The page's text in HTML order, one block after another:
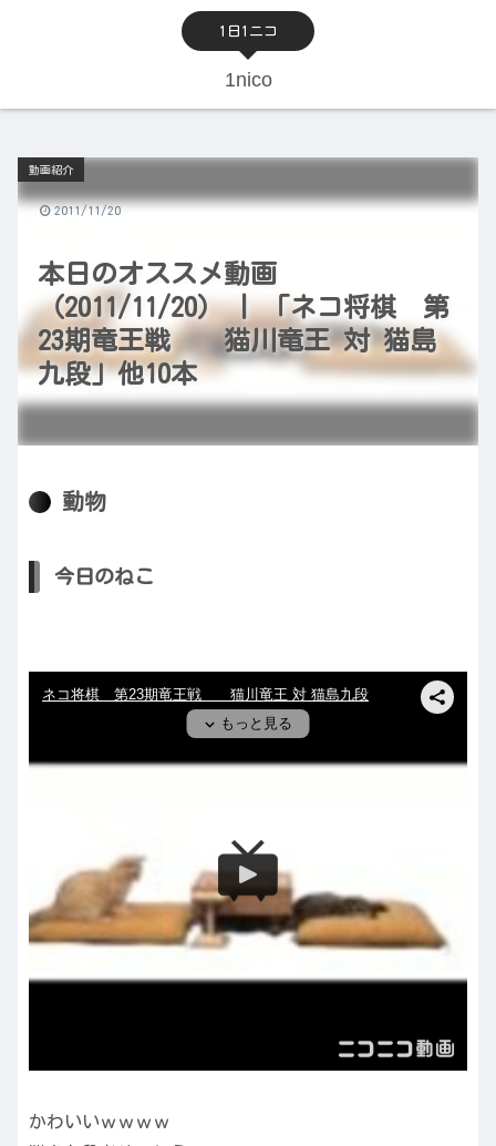
1日1ニコ
1nico
本日のオススメ動画
（2011/11/20） | 「ネコ将棋 第
23期竜王戦 猫川竜王 対 猫島
九段」他10本
動画紹介
2011/11/20
動物
今日のねこ
かわいいｗｗｗｗ